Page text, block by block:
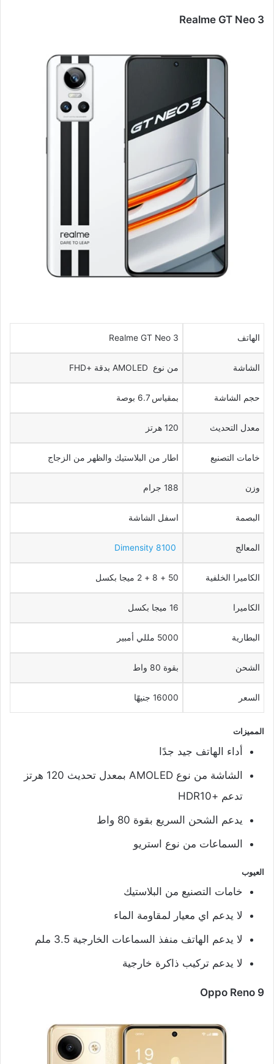
Realme GT Neo 3
الهاتف Realme GT Neo 3
الشاشة من نوع AMOLED بدقة +FHD
حجم الشاشة بمقياس 6.7 بوصة
معدل التحديث 120 هرتز
خامات التصنيع اطار من البلاستيك والظهر من الزجاج
وزن 188 جرام
البصمة اسفل الشاشة
المعالج
الكاميرا الخلفية 50 + 8 + 2 ميجا بكسل
الكاميرا 16 ميجا بكسل
البطارية 5000 مللي أمبير
الشحن بقوة 80 واط
السعر 16000 جنيهًا
المميزات
أداء الهاتف جيد جدًا
الشاشة من نوع AMOLED بمعدل تحديث 120 هرتز
تدعم +HDR10
يدعم الشحن السريع بقوة 80 واط
السماعات من نوع استريو
العيوب
خامات التصنيع من البلاستيك
لا يدعم اي معيار لمقاومة الماء
لا يدعم الهاتف منفذ السماعات الخارجية 3.5 ملم
لا يدعم تركيب ذاكرة خارجية
Oppo Reno 9